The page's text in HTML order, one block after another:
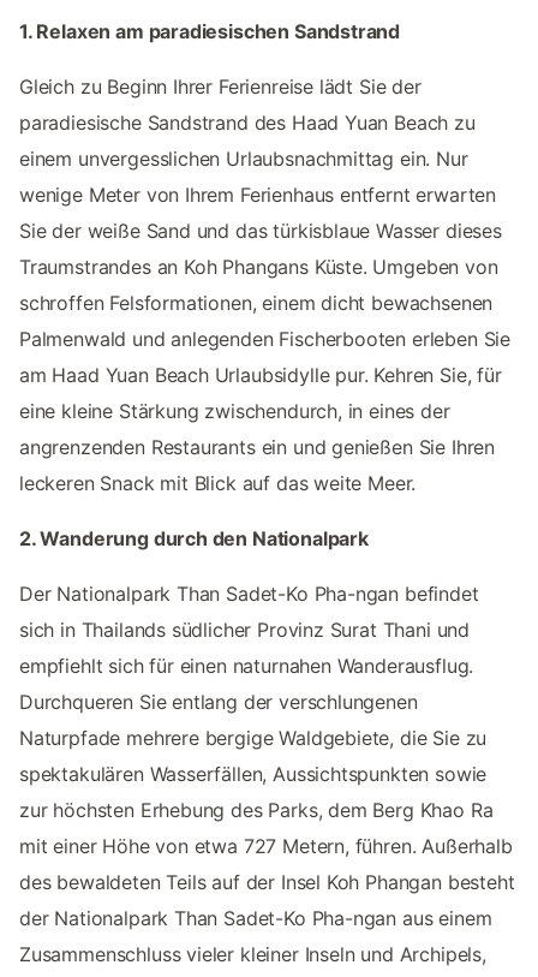
1. Relaxen am paradiesischen Sandstrand
Gleich zu Beginn Ihrer Ferienreise lädt Sie der
paradiesische Sandstrand des Haad Yuan Beach zu
einem unvergesslichen Urlaubsnachmittag ein. Nur
wenige Meter von Ihrem Ferienhaus entfernt erwarten
Sie der weiße Sand und das türkisblaue Wasser dieses
Traumstrandes an Koh Phangans Küste. Umgeben von
schroffen Felsformationen, einem dicht bewachsenen
Palmenwald und anlegenden Fischerbooten erleben Sie
am Haad Yuan Beach Urlaubsidylle pur. Kehren Sie, für
eine kleine Stärkung zwischendurch, in eines der
angrenzenden Restaurants ein und genießen Sie Ihren
leckeren Snack mit Blick auf das weite Meer.
2. Wanderung durch den Nationalpark
Der Nationalpark Than Sadet-Ko Pha-ngan befindet
sich in Thailands südlicher Provinz Surat Thani und
empfiehlt sich für einen naturnahen Wanderausflug.
Durchqueren Sie entlang der verschlungenen
Naturpfade mehrere bergige Waldgebiete, die Sie zu
spektakulären Wasserfällen, Aussichtspunkten sowie
zur höchsten Erhebung des Parks, dem Berg Khao Ra
mit einer Höhe von etwa 727 Metern, führen. Außerhalb
des bewaldeten Teils auf der Insel Koh Phangan besteht
der Nationalpark Than Sadet-Ko Pha-ngan aus einem
Zusammenschluss vieler kleiner Inseln und Archipels,